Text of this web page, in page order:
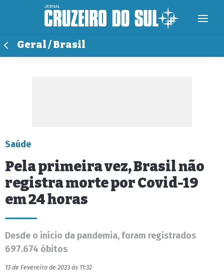
Geral / Brasil
Saúde
Pela primeira vez, Brasil não
registra morte por Covid-19
em 24 horas
Desde o início da pandemia, foram registrados
697.674 óbitos
13 de Fevereiro de 2023 às 11:32